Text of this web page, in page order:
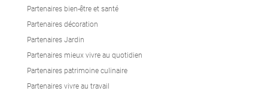
Partenaires bien-être et santé
Partenaires décoration
Partenaires Jardin
Partenaires mieux vivre au quotidien
Partenaires patrimoine culinaire
Partenaires vivre au travail